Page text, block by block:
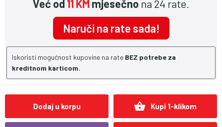
Već od 11 KM mjesečno na 24 rate.
Naruči na rate sada!
Iskoristi mogućnost kupovine na rate BEZ potrebe za
kreditnom karticom.
Dodaj u korpu shopping_basket Kupi 1-klikom